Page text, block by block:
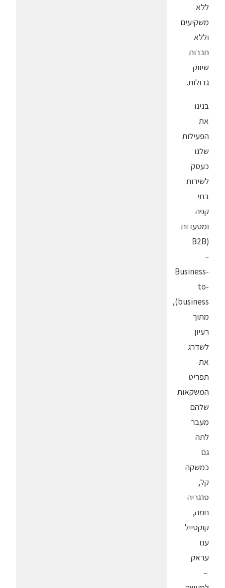
ללא
משקיעים
וללא
חברות
שיווק
גדולות.
בנינו
את
הפעילות
שלנו
כעסק
לשירות
בתי
קפה
ומסעדות
(B2B
–
Business-
to-
business),
מתוך
רעיון
לשדרג
את
תפריט
המשקאות
שלהם
מעבר
לתה
גם
כמשקה
קל,
סנגריה
חמה,
קוקטייל
עם
עראק
–